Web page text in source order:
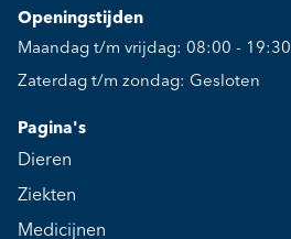
Openingstijden
Maandag t/m vrijdag: 08:00 - 19:30
Zaterdag t/m zondag: Gesloten
Pagina's
Dieren
Ziekten
Medicijnen